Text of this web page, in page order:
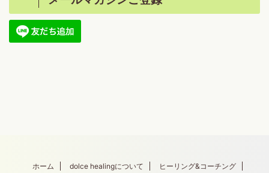
ホーム dolce healingについて
ヒーリング&コーチング